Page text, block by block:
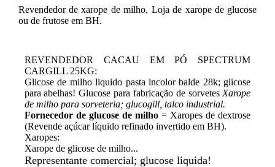
Revendedor de xarope de milho, Loja de xarope de glucose
ou de frutose em BH.
REVENDEDOR CACAU EM PÓ SPECTRUM
CARGILL 25KG:
Glicose de milho liquido pasta incolor balde 28k; glicose
para abelhas! Glucose para fabricação de sorvetes Xarope
de milho para sorveteria; glucogill, talco industrial.
Fornecedor de glucose de milho = Xaropes de dextrose
(Revende açúcar líquido refinado invertido em BH).
Xaropes:
Xarope de glicose de milho...
Representante comercial; glucose liquida!